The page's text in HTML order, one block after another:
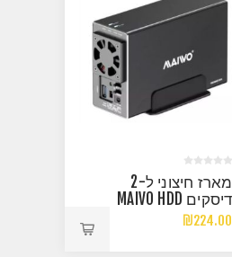
מארז חיצוני ל-2
דיסקים MAIVO HDD
3.5 DUAL BAY
₪224.00